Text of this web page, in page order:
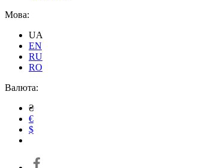
Мова:
UA
EN
RU
RO
Валюта:
₴
€
$